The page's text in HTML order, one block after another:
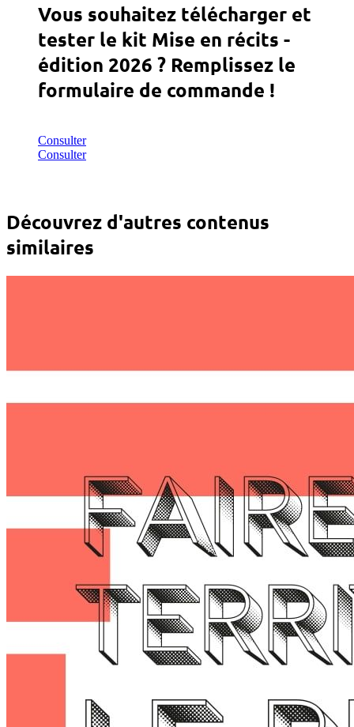
Vous souhaitez télécharger et
tester le kit Mise en récits -
édition 2026 ? Remplissez le
formulaire de commande !
Consulter
Consulter
Découvrez d'autres contenus
similaires